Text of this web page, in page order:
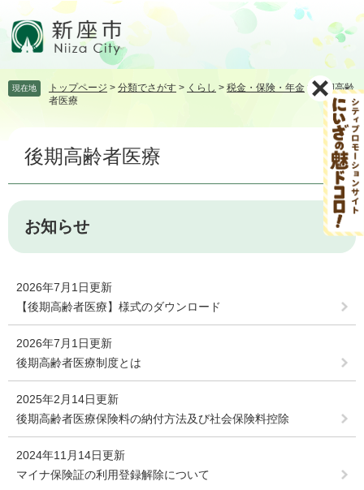
頭飛 現在地 トップページ > 分類でさがす > くらし > 税金・保険・年金 >後期高齢
者医療
後期高齢者医療
お知らせ
2026年7月1日更新
【後期高齢者医療】様式のダウンロード
2026年7月1日更新
後期高齢者医療制度とは
2025年2月14日更新
後期高齢者医療保険料の納付方法及び社会保険料控除
2024年11月14日更新
マイナ保険証の利用登録解除について